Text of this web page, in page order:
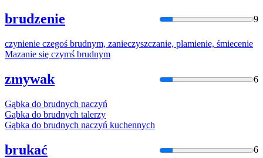
brudzenie 9
czynienie czegoś brudnym, zanieczyszczanie, plamienie, śmiecenie
Mazanie się czymś brudnym
zmywak 6
Gąbka do brudnych naczyń
Gąbka do brudnych talerzy
Gąbka do brudnych naczyń kuchennych
brukać 6